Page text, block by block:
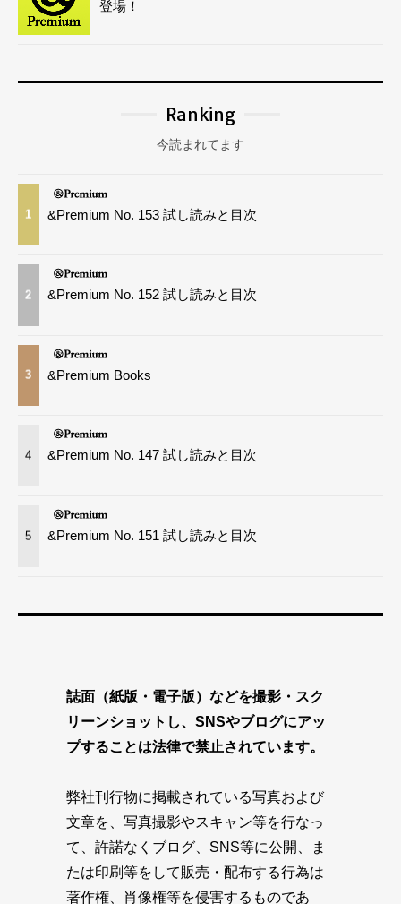
登場！
Ranking
今読まれてます
1 &Premium No. 153 試し読みと目次
2 &Premium No. 152 試し読みと目次
3 &Premium Books
4 &Premium No. 147 試し読みと目次
5 &Premium No. 151 試し読みと目次
誌面（紙版・電子版）などを撮影・スク
リーンショットし、SNSやブログにアッ
プすることは法律で禁止されています。
弊社刊行物に掲載されている写真および
文章を、写真撮影やスキャン等を行なっ
て、許諾なくブログ、SNS等に公開、ま
たは印刷等をして販売・配布する行為は
著作権、肖像権等を侵害するものであ